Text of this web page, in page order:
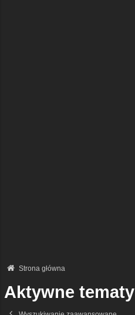
Strona główna
Aktywne tematy